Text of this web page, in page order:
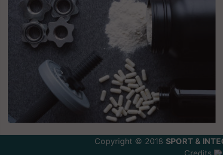
Copyright © 2018 SPORT &
Credits